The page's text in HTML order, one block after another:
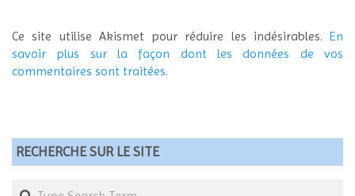
Ce site utilise Akismet pour réduire les indésirables. En
savoir plus sur la façon dont les données de vos
commentaires sont traitées.
RECHERCHE SUR LE SITE
Search